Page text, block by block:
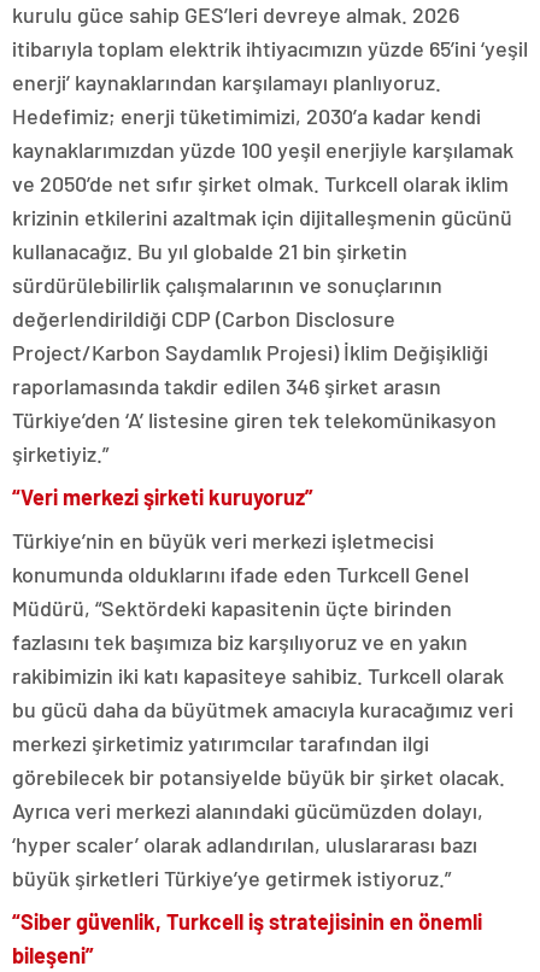
kurulu güce sahip GES’leri devreye almak. 2026
itibarıyla toplam elektrik ihtiyacımızın yüzde 65’ini ‘yeşil
enerji’ kaynaklarından karşılamayı planlıyoruz.
Hedefimiz; enerji tüketimimizi, 2030’a kadar kendi
kaynaklarımızdan yüzde 100 yeşil enerjiyle karşılamak
ve 2050’de net sıfır şirket olmak. Turkcell olarak iklim
krizinin etkilerini azaltmak için dijitalleşmenin gücünü
kullanacağız. Bu yıl globalde 21 bin şirketin
sürdürülebilirlik çalışmalarının ve sonuçlarının
değerlendirildiği CDP (Carbon Disclosure
Project/Karbon Saydamlık Projesi) İklim Değişikliği
raporlamasında takdir edilen 346 şirket arasın
Türkiye’den ‘A’ listesine giren tek telekomünikasyon
şirketiyiz.”
“Veri merkezi şirketi kuruyoruz”
Türkiye’nin en büyük veri merkezi işletmecisi
konumunda olduklarını ifade eden Turkcell Genel
Müdürü, “Sektördeki kapasitenin üçte birinden
fazlasını tek başımıza biz karşılıyoruz ve en yakın
rakibimizin iki katı kapasiteye sahibiz. Turkcell olarak
bu gücü daha da büyütmek amacıyla kuracağımız veri
merkezi şirketimiz yatırımcılar tarafından ilgi
görebilecek bir potansiyelde büyük bir şirket olacak.
Ayrıca veri merkezi alanındaki gücümüzden dolayı,
‘hyper scaler’ olarak adlandırılan, uluslararası bazı
büyük şirketleri Türkiye’ye getirmek istiyoruz.”
“Siber güvenlik, Turkcell iş stratejisinin en önemli
bileşeni”